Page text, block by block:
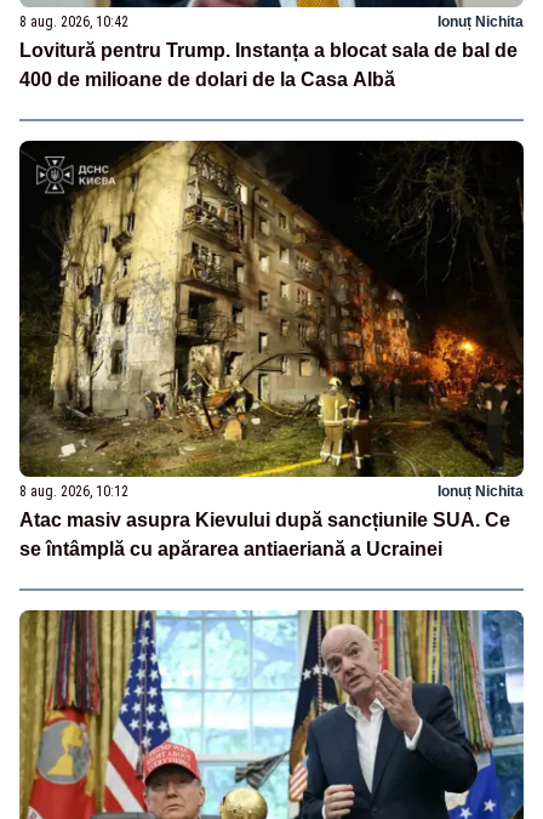
8 aug. 2026, 10:42 Ionuț Nichita
Lovitură pentru Trump. Instanța a blocat sala de bal de
400 de milioane de dolari de la Casa Albă
8 aug. 2026, 10:12 Ionuț Nichita
Atac masiv asupra Kievului după sancțiunile SUA. Ce
se întâmplă cu apărarea antiaeriană a Ucrainei